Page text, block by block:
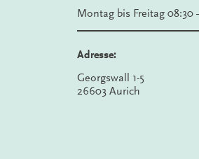
Montag bis Freitag 08:30
Adresse:
Georgswall 1-5
26603 Aurich